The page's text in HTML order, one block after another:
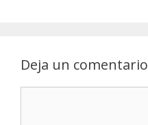
Deja un comentario